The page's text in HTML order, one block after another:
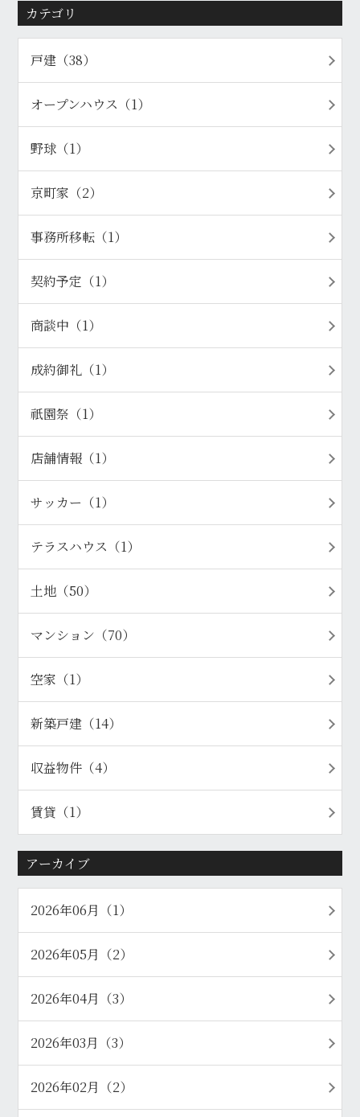
カテゴリ
戸建（38）
オープンハウス（1）
野球（1）
京町家（2）
事務所移転（1）
契約予定（1）
商談中（1）
成約御礼（1）
祇園祭（1）
店舗情報（1）
サッカー（1）
テラスハウス（1）
土地（50）
マンション（70）
空家（1）
新築戸建（14）
収益物件（4）
賃貸（1）
アーカイブ
2026年06月（1）
2026年05月（2）
2026年04月（3）
2026年03月（3）
2026年02月（2）